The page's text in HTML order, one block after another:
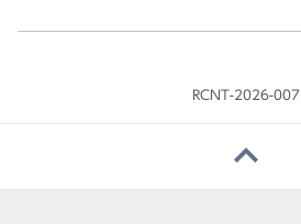
RCNT-2026-007